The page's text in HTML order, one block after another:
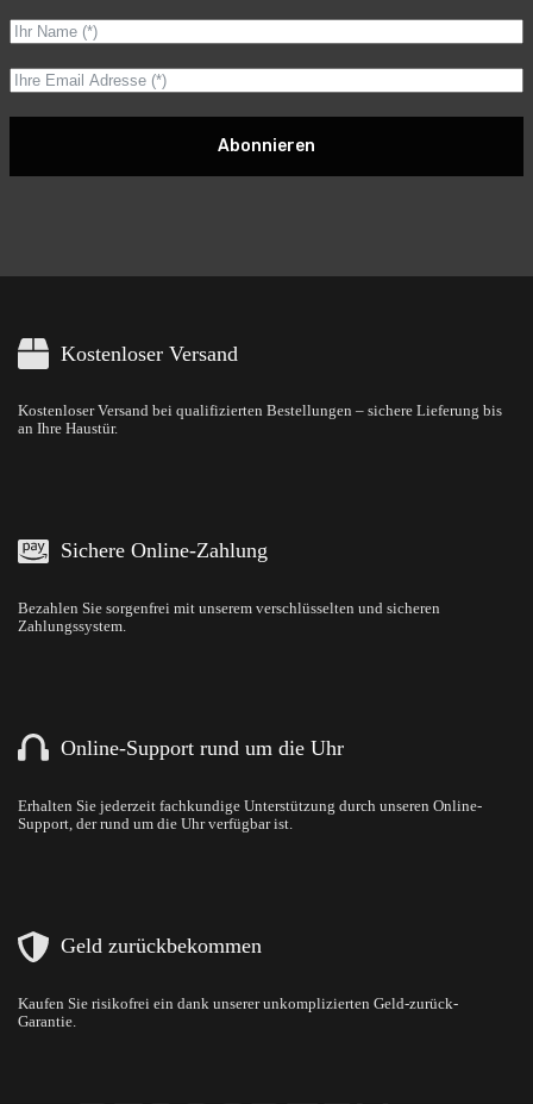
Abonnieren
Kostenloser Versand
Kostenloser Versand bei qualifizierten Bestellungen – sichere Lieferung bis
an Ihre Haustür.
Sichere Online-Zahlung
Bezahlen Sie sorgenfrei mit unserem verschlüsselten und sicheren
Zahlungssystem.
Online-Support rund um die Uhr
Erhalten Sie jederzeit fachkundige Unterstützung durch unseren Online-
Support, der rund um die Uhr verfügbar ist.
Geld zurückbekommen
Kaufen Sie risikofrei ein dank unserer unkomplizierten Geld-zurück-
Garantie.